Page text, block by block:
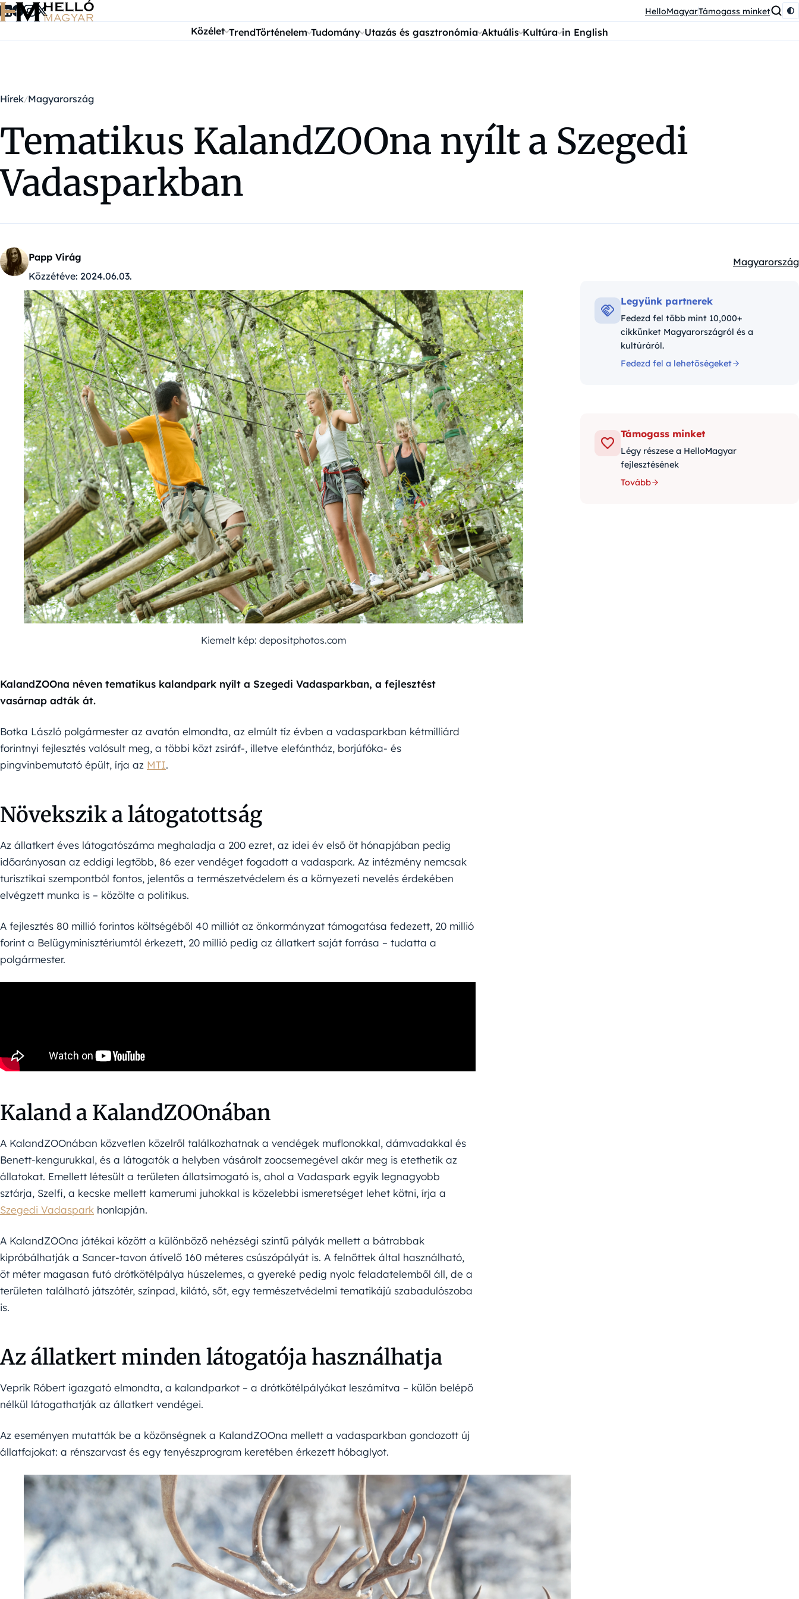
Ugrás a tartalomra HelloMagyarTámogass minket
Közélet TrendTörténelem Tudomány Utazás és gasztronómia Aktuális Kultúra in English
Hírek Magyarország
Tematikus KalandZOOna nyílt a Szegedi
Vadasparkban
Papp Virág
Közzétéve: 2024.06.03.
Kategóriák:
Magyarország
Kiemelt kép: depositphotos.com
KalandZOOna néven tematikus kalandpark nyílt a Szegedi Vadasparkban, a fejlesztést
vasárnap adták át.
Botka László polgármester az avatón elmondta, az elmúlt tíz évben a vadasparkban kétmilliárd
forintnyi fejlesztés valósult meg, a többi közt zsiráf-, illetve elefántház, borjúfóka- és
pingvinbemutató épült, írja az MTI.
Növekszik a látogatottság
Az állatkert éves látogatószáma meghaladja a 200 ezret, az idei év első öt hónapjában pedig
időarányosan az eddigi legtöbb, 86 ezer vendéget fogadott a vadaspark. Az intézmény nemcsak
turisztikai szempontból fontos, jelentős a természetvédelem és a környezeti nevelés érdekében
elvégzett munka is – közölte a politikus.
A fejlesztés 80 millió forintos költségéből 40 milliót az önkormányzat támogatása fedezett, 20 millió
forint a Belügyminisztériumtól érkezett, 20 millió pedig az állatkert saját forrása – tudatta a
polgármester.
Kaland a KalandZOOnában
A KalandZOOnában közvetlen közelről találkozhatnak a vendégek muflonokkal, dámvadakkal és
Benett-kengurukkal, és a látogatók a helyben vásárolt zoocsemegével akár meg is etethetik az
állatokat. Emellett létesült a területen állatsimogató is, ahol a Vadaspark egyik legnagyobb
sztárja, Szelfi, a kecske mellett kamerumi juhokkal is közelebbi ismeretséget lehet kötni, írja a
Szegedi Vadaspark honlapján.
A KalandZOOna játékai között a különböző nehézségi szintű pályák mellett a bátrabbak
kipróbálhatják a Sancer-tavon átívelő 160 méteres csúszópályát is. A felnőttek által használható,
öt méter magasan futó drótkötélpálya húszelemes, a gyereké pedig nyolc feladatelemből áll, de a
területen található játszótér, színpad, kilátó, sőt, egy természetvédelmi tematikájú szabadulószoba
is.
Az állatkert minden látogatója használhatja
Veprik Róbert igazgató elmondta, a kalandparkot – a drótkötélpályákat leszámítva – külön belépő
nélkül látogathatják az állatkert vendégei.
Az eseményen mutatták be a közönségnek a KalandZOOna mellett a vadasparkban gondozott új
állatfajokat: a rénszarvast és egy tenyészprogram keretében érkezett hóbaglyot.
Legyünk partnerek
Fedezd fel több mint 10,000+
cikkünket Magyarországról és a
kultúráról.
Fedezd fel a lehetőségeket
Támogass minket
Légy részese a HelloMagyar
fejlesztésének
Tovább